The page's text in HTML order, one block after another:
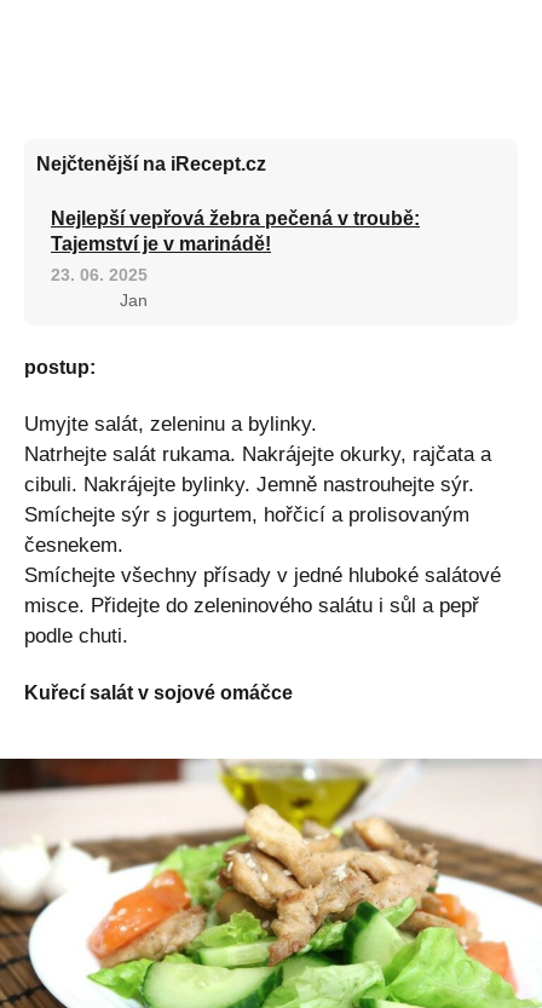
Nejčtenější na iRecept.cz
Nejlepší vepřová žebra pečená v troubě:
Tajemství je v marinádě!
23. 06. 2025
Jan
postup:
Umyjte salát, zeleninu a bylinky.
Natrhejte salát rukama. Nakrájejte okurky, rajčata a
cibuli. Nakrájejte bylinky. Jemně nastrouhejte sýr.
Smíchejte sýr s jogurtem, hořčicí a prolisovaným
česnekem.
Smíchejte všechny přísady v jedné hluboké salátové
misce. Přidejte do zeleninového salátu i sůl a pepř
podle chuti.
Kuřecí salát v sojové omáčce